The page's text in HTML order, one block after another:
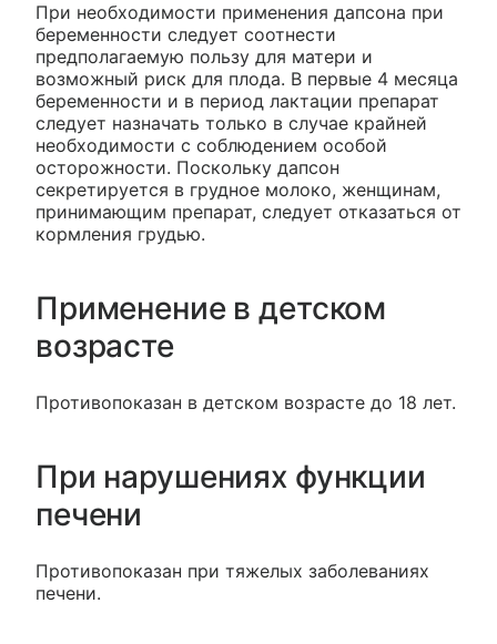
При необходимости применения дапсона при
беременности следует соотнести
предполагаемую пользу для матери и
возможный риск для плода. В первые 4 месяца
беременности и в период лактации препарат
следует назначать только в случае крайней
необходимости с соблюдением особой
осторожности. Поскольку дапсон
секретируется в грудное молоко, женщинам,
принимающим препарат, следует отказаться от
кормления грудью.
Применение в детском
возрасте
Противопоказан в детском возрасте до 18 лет.
При нарушениях функции
печени
Противопоказан при тяжелых заболеваниях
печени.